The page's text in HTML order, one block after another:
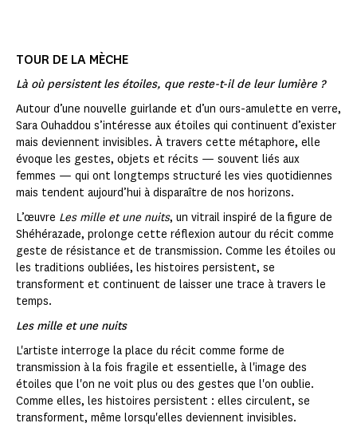
TOUR DE LA MÈCHE
Là où persistent les étoiles, que reste-t-il de leur lumière ?
Autour d’une nouvelle guirlande et d’un ours-amulette en verre,
Sara Ouhaddou s’intéresse aux étoiles qui continuent d’exister
mais deviennent invisibles. À travers cette métaphore, elle
évoque les gestes, objets et récits — souvent liés aux
femmes — qui ont longtemps structuré les vies quotidiennes
mais tendent aujourd’hui à disparaître de nos horizons.
L’œuvre Les mille et une nuits, un vitrail inspiré de la figure de
Shéhérazade, prolonge cette réflexion autour du récit comme
geste de résistance et de transmission. Comme les étoiles ou
les traditions oubliées, les histoires persistent, se
transforment et continuent de laisser une trace à travers le
temps.
Les mille et une nuits
L'artiste interroge la place du récit comme forme de
transmission à la fois fragile et essentielle, à l'image des
étoiles que l'on ne voit plus ou des gestes que l'on oublie.
Comme elles, les histoires persistent : elles circulent, se
transforment, même lorsqu'elles deviennent invisibles.